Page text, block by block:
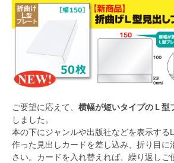
ご要望に応えて、 横幅が短いタイプのＬ型
しました。
本の下にジャンルや出版社などを表示する
作った見出しカードを差し込み、折り目に
さい。カードを入れ替えれば、繰り返しご